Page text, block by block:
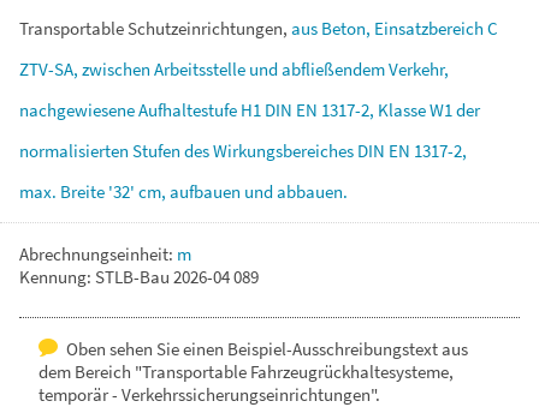
TransportableSchutzeinrichtungen, aus Beton, Einsatzbereich C
ZTV-SA, zwischen Arbeitsstelle undabfließendemVerkehr,
nachgewieseneAufhaltestufe H1 DIN EN 1317-2, KlasseW1der
normalisierten Stufen desWirkungsbereiches DIN EN 1317-2,
max. Breite '32' cm, aufbauen undabbauen.
Abrechnungseinheit: m
Kennung: STLB-Bau 2026-04 089
Oben sehen Sie einen Beispiel-Ausschreibungstext aus
dem Bereich "Transportable Fahrzeugrückhaltesysteme,
temporär - Verkehrssicherungseinrichtungen".